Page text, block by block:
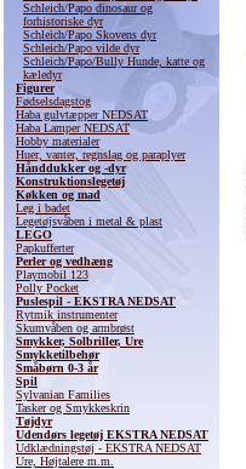
Schleich/Papo dinosaur og
forhistoriske dyr
Schleich/Papo Skovens dyr
Schleich/Papo vilde dyr
Schleich/Papo/Bully Hunde, katte og
kæledyr
Figurer
Fødselsdagstog
Haba gulvtæpper NEDSAT
Haba Lamper NEDSAT
Hobby materialer
Huer, vanter, regnslag og paraplyer
Hånddukker og -dyr
Konstruktionslegetøj
Køkken og mad
Leg i badet
Legetøjsvåben i metal & plast
LEGO
Papkufferter
Perler og vedhæng
Playmobil 123
Polly Pocket
Puslespil - EKSTRA NEDSAT
Rytmik instrumenter
Skumvåben og armbrøst
Smykker, Solbriller, Ure
Smykketilbehør
Småbørn 0-3 år
Spil
Sylvanian Families
Tasker og Smykkeskrin
Tøjdyr
Udendørs legetøj EKSTRA NEDSAT
Udklædningstøj - EKSTRA NEDSAT
Ure, Højtalere m.m.